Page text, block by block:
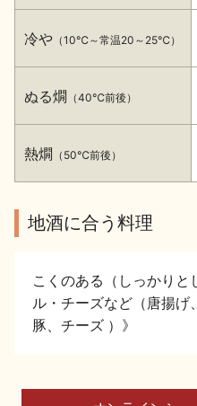
イベント情報TOP
季節の商品
地酒蔵元会WEB展示会
地酒蔵元会とは
冷や （10℃～常温20～25℃）
ぬる燗 （40℃前後）
熱燗 （50℃前後）
地酒に合う料理
こくのある（しっかりと
ル・チーズなど（唐揚げ
豚、チーズ ）》